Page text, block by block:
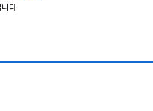
다.